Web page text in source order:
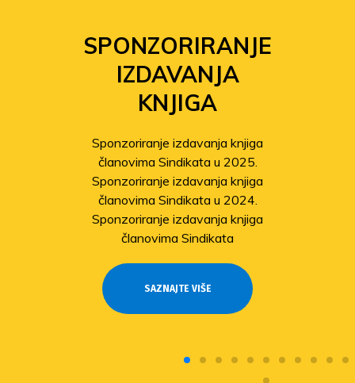
SPONZORIRANJE
IZDAVANJA
KNJIGA
Sponzoriranje izdavanja knjiga
članovima Sindikata u 2025.
Sponzoriranje izdavanja knjiga
članovima Sindikata u 2024.
Sponzoriranje izdavanja knjiga
članovima Sindikata
SAZNAJTE VIŠE